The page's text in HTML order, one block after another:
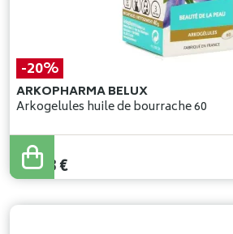
-20%
ARKOPHARMA BELUX
Arkogelules huile de bourrache 60
20,29
16,23€